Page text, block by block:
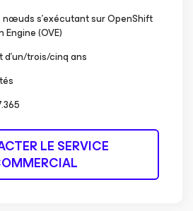
nœuds s’exécutant sur OpenShift
(OVE)
trois/cinq ans
LE SERVICE